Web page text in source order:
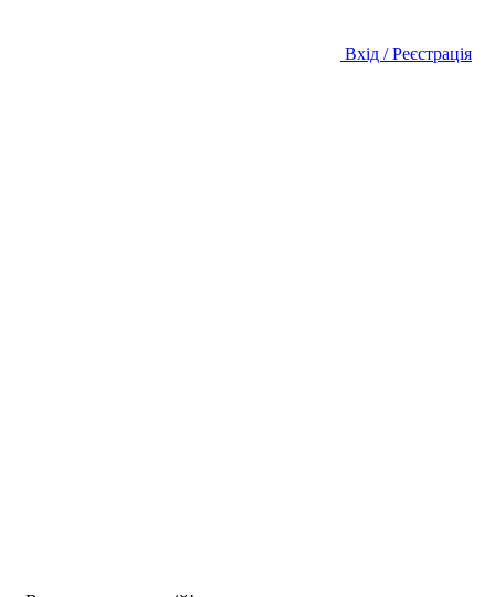
Вхід / Реєстрація